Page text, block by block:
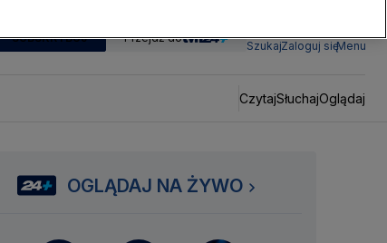
SUBSKRYBUJ Przejdź do
SzukajZaloguj sięMenu
CzytajSłuchajOglądaj
OGLĄDAJ NA ŻYWO